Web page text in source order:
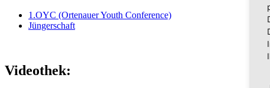
1.OYC (Ortenauer Youth Conference)
Jüngerschaft
Videothek: